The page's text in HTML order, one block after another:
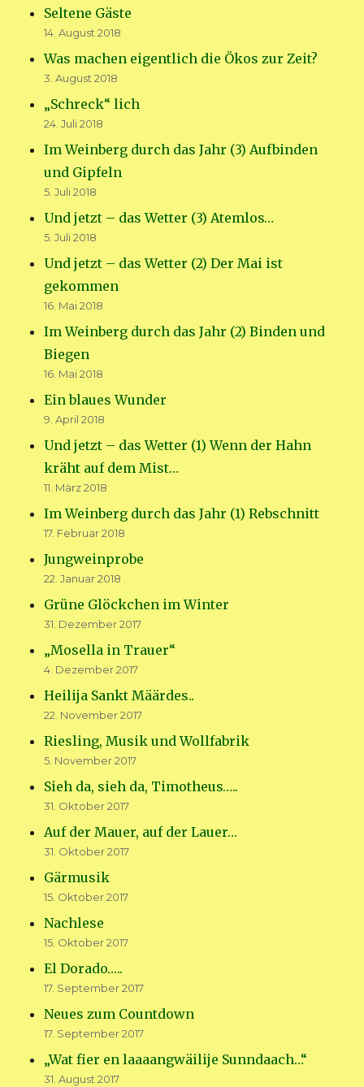
Seltene Gäste
14. August 2018
Was machen eigentlich die Ökos zur Zeit?
3. August 2018
„Schreck“ lich
24. Juli 2018
Im Weinberg durch das Jahr (3) Aufbinden
und Gipfeln
5. Juli 2018
Und jetzt – das Wetter (3) Atemlos…
5. Juli 2018
Und jetzt – das Wetter (2) Der Mai ist
gekommen
16. Mai 2018
Im Weinberg durch das Jahr (2) Binden und
Biegen
16. Mai 2018
Ein blaues Wunder
9. April 2018
Und jetzt – das Wetter (1) Wenn der Hahn
kräht auf dem Mist…
11. März 2018
Im Weinberg durch das Jahr (1) Rebschnitt
17. Februar 2018
Jungweinprobe
22. Januar 2018
Grüne Glöckchen im Winter
31. Dezember 2017
„Mosella in Trauer“
4. Dezember 2017
Heilija Sankt Määrdes..
22. November 2017
Riesling, Musik und Wollfabrik
5. November 2017
Sieh da, sieh da, Timotheus…..
31. Oktober 2017
Auf der Mauer, auf der Lauer…
31. Oktober 2017
Gärmusik
15. Oktober 2017
Nachlese
15. Oktober 2017
El Dorado…..
17. September 2017
Neues zum Countdown
17. September 2017
„Wat fier en laaaangwäilije Sunndaach…“
31. August 2017